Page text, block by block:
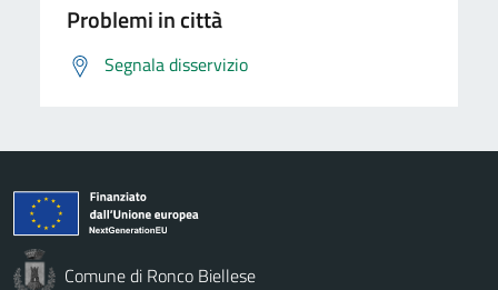
Problemi in città
Segnala disservizio
Comune di Ronco Biellese